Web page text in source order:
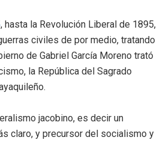
, hasta la Revolución Liberal de 1895,
civiles de por medio, tratando
de Gabriel García Moreno trató
la República del Sagrado
jacobino, es decir un
claro, y precursor del socialismo y